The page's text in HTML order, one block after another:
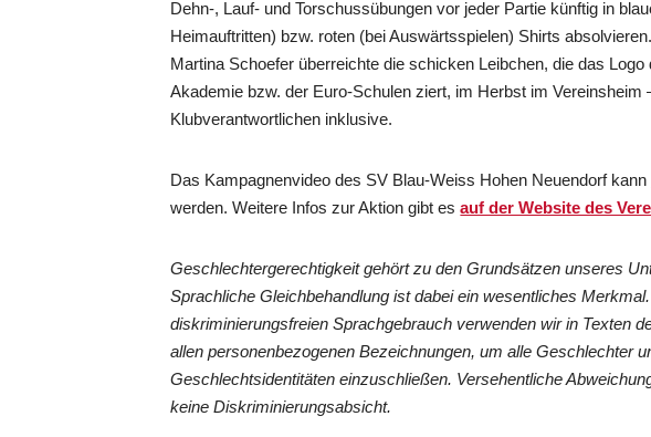
Dehn-, Lauf- und Torschussübungen vor jeder Partie künftig in
Heimauftritten) bzw. roten (bei Auswärtsspielen) Shirts
Martina Schoefer überreichte die schicken Leibchen, die das Logo
Akademie bzw. der Euro-Schulen ziert, im Herbst im Vereinsheim
Klubverantwortlichen inklusive.
Das Kampagnenvideo des SV Blau-Weiss Hohen Neuendorf kann
werden. Weitere Infos zur Aktion gibt esauf der Website des
Geschlechtergerechtigkeit gehört zu den Grundsätzen unseres
Sprachliche Gleichbehandlung ist dabei ein wesentliches
diskriminierungsfreien Sprachgebrauch verwenden wir in Texten
allen personenbezogenen Bezeichnungen, um alle Geschlechter
Geschlechtsidentitäten einzuschließen. Versehentliche
keine Diskriminierungsabsicht.